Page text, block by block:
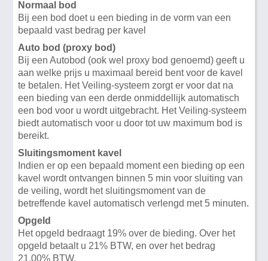
Normaal bod
Bij een bod doet u een bieding in de vorm van een
bepaald vast bedrag per kavel
Auto bod (proxy bod)
Bij een Autobod (ook wel proxy bod genoemd) geeft u
aan welke prijs u maximaal bereid bent voor de kavel
te betalen. Het Veiling-systeem zorgt er voor dat na
een bieding van een derde onmiddellijk automatisch
een bod voor u wordt uitgebracht. Het Veiling-systeem
biedt automatisch voor u door tot uw maximum bod is
bereikt.
Sluitingsmoment kavel
Indien er op een bepaald moment een bieding op een
kavel wordt ontvangen binnen 5 min voor sluiting van
de veiling, wordt het sluitingsmoment van de
betreffende kavel automatisch verlengd met 5 minuten.
Opgeld
Het opgeld bedraagt 19% over de bieding. Over het
opgeld betaalt u 21% BTW, en over het bedrag
21,00% BTW.